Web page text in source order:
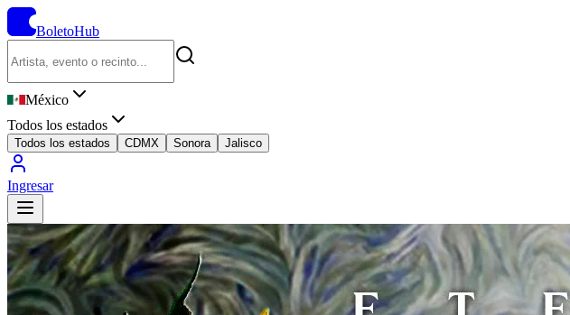
BoletoHub
México
Todos los estados
Todos los estados CDMX Sonora Jalisco
Ingresar